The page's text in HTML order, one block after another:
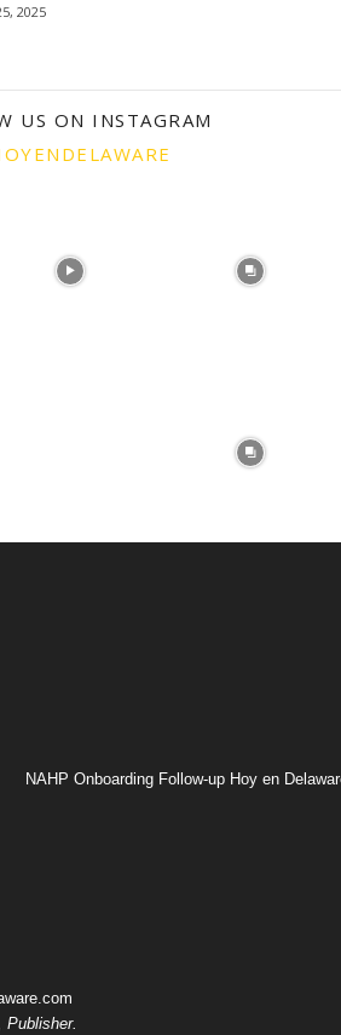
2025
US ON INSTAGRAM
NAHP Onboarding Follow-up Hoy en
Publisher.